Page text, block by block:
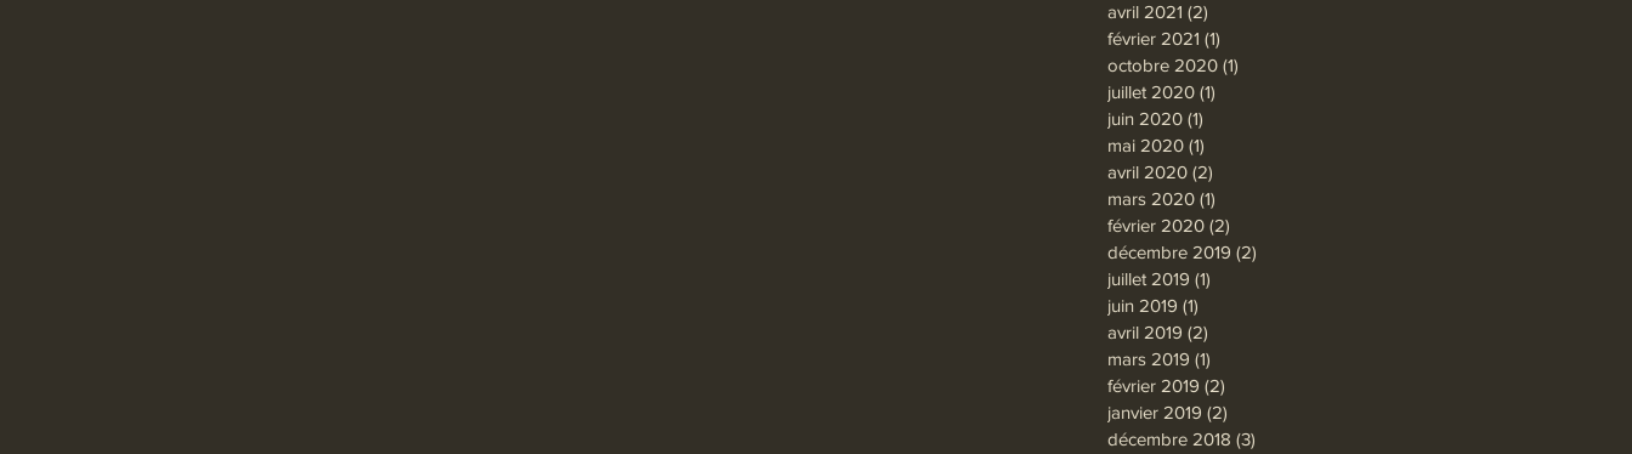
avril 2021 (2)
février 2021 (1)
octobre 2020 (1)
juillet 2020 (1)
juin 2020 (1)
mai 2020 (1)
avril 2020 (2)
mars 2020 (1)
février 2020 (2)
décembre 2019 (2)
juillet 2019 (1)
juin 2019 (1)
avril 2019 (2)
mars 2019 (1)
février 2019 (2)
janvier 2019 (2)
décembre 2018 (3)